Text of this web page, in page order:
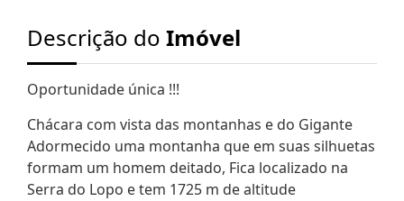
Descrição do Imóvel
Oportunidade única !!!
Chácara com vista das montanhas e do Gigante
Adormecido uma montanha que em suas silhuetas
formam um homem deitado, Fica localizado na
Serra do Lopo e tem 1725 m de altitude